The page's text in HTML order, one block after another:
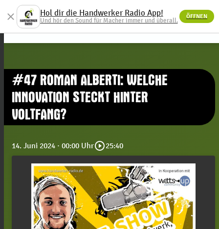
menu
#47 ROMAN ALBERTI: WELCHE
INNOVATION STECKT HINTER
VOLTFANG?
14. Juni 2024 · 00:00 Uhrplay_circle_outline25:40
close Hol dir die Handwerker Radio App!
Und hör den Sound für Macher immer und überall.
ÖFFNEN